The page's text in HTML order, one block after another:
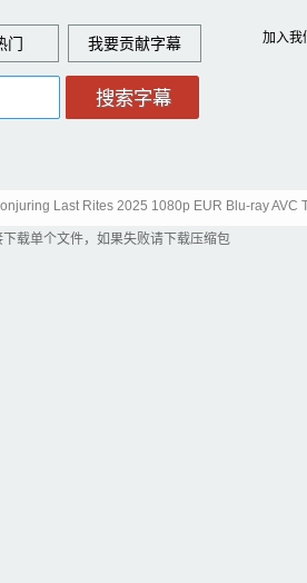
门 贡献字幕 加入我
Last Rites 2025 1080p EUR Blu-ray AVC
载单个文件，如果失败请下载压缩包